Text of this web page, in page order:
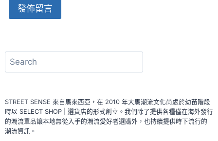
搜
尋
STREET SENSE 來自馬來西亞，在 2010 年大馬潮流文化尚處於幼苗階段
時以 SELECT SHOP | 選貨店的形式創立。我們除了提供各種僅在海外發行
的潮流單品讓本地無從入手的潮流愛好者選購外，也持續提供時下流行的
潮流資訊。